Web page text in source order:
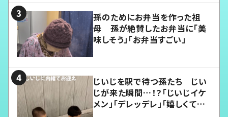
孫のためにお弁当を作った祖
母 孫が絶賛したお弁当に「美
味しそう」「お弁当すごい」
じいじを駅で待つ孫たち じい
じが来た瞬間…！？「じいじイケ
メン」「デレッデレ」「嬉しくて可